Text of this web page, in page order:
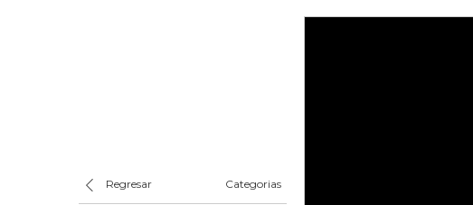
Regresar Categorias